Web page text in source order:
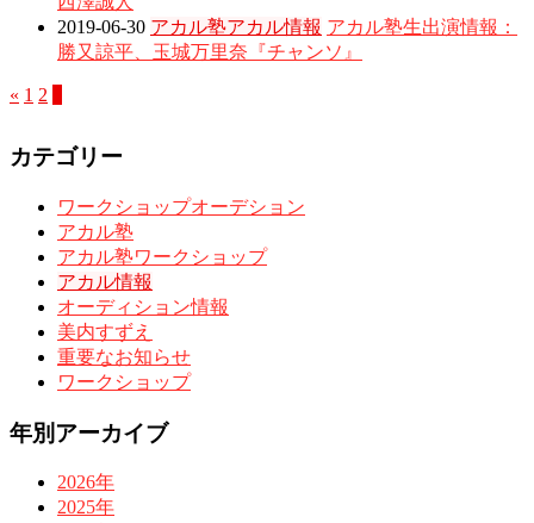
2019-06-30 アカル塾アカル情報 アカル塾生出演情報：
勝又諒平、玉城万里奈『チャンソ』
« 1 2
カテゴリー
ワークショップオーデション
アカル塾
アカル塾ワークショップ
アカル情報
オーディション情報
美内すずえ
重要なお知らせ
ワークショップ
年別アーカイブ
2026年
2025年